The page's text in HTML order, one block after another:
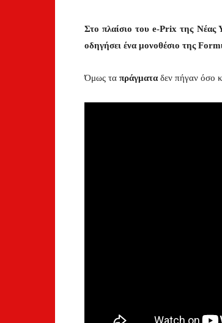
Στο πλαίσιο του e-Prix της
οδηγήσει ένα μονοθέσιο της
Όμως τα πράγματαδεν πήγαν όσο